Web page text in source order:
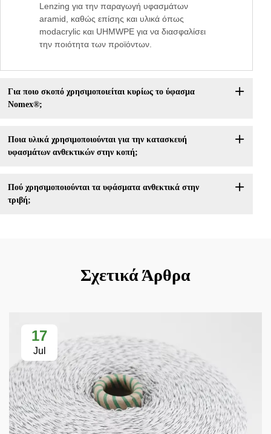
Lenzing για την παραγωγή υφασμάτων
aramid, καθώς επίσης και υλικά όπως
modacrylic και UHMWPE για να διασφαλίσει
την ποιότητα των προϊόντων.
Για ποιο σκοπό χρησιμοποιείται κυρίως το ύφασμα
Nomex®;
Ποια υλικά χρησιμοποιούνται για την κατασκευή
υφασμάτων ανθεκτικών στην κοπή;
Πού χρησιμοποιούνται τα υφάσματα ανθεκτικά στην
τριβή;
Σχετικά Άρθρα
17
Jul